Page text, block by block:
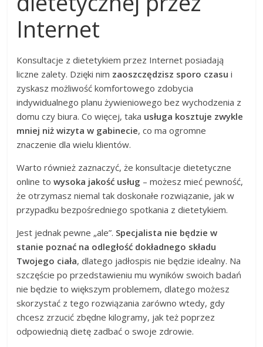
Internet
Konsultacje z dietetykiem przez Internet posiadają
liczne zalety. Dzięki nim zaoszczędzisz sporo czasu i
zyskasz możliwość komfortowego zdobycia
indywidualnego planu żywieniowego bez wychodzenia z
domu czy biura. Co więcej, taka usługa kosztuje zwykle
mniej niż wizyta w gabinecie, co ma ogromne
znaczenie dla wielu klientów.
Warto również zaznaczyć, że konsultacje dietetyczne
online towysoka jakość usług – możesz mieć pewność,
że otrzymasz niemal tak doskonałe rozwiązanie, jak w
przypadku bezpośredniego spotkania z dietetykiem.
Jest jednak pewne „ale”. Specjalista nie będzie w
stanie poznać na odległość dokładnego składu
Twojego ciała, dlatego jadłospis nie będzie idealny. Na
szczęście po przedstawieniu mu wyników swoich badań
nie będzie to większym problemem, dlatego możesz
skorzystać z tego rozwiązania zarówno wtedy, gdy
chcesz zrzucić zbędne kilogramy, jak też poprzez
odpowiednią dietę zadbać o swoje zdrowie.